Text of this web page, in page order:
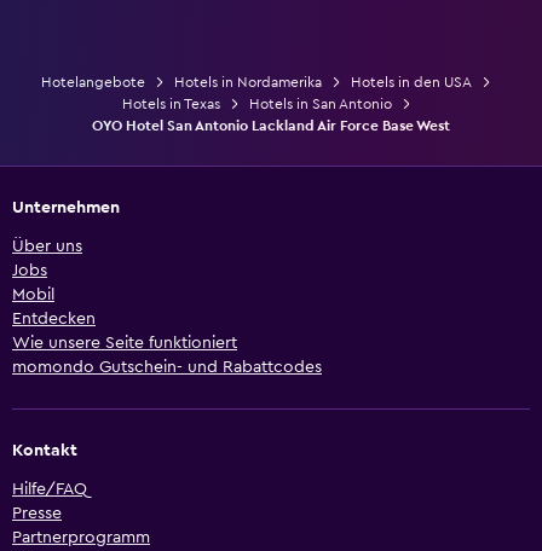
Hotelangebote Hotels in Nordamerika
Hotels in den USA
Hotels in Texas
Hotels in San Antonio
OYO Hotel San Antonio Lackland Air Force Base West
Unternehmen
Über uns
Jobs
Mobil
Entdecken
Wie unsere Seite funktioniert
momondo Gutschein- und Rabattcodes
Kontakt
Hilfe/FAQ
Presse
Partnerprogramm